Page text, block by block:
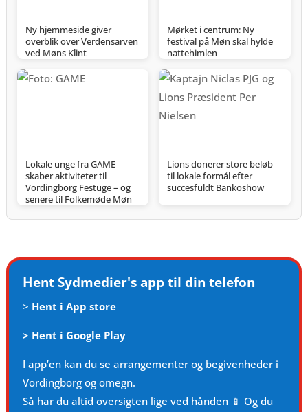
Ny hjemmeside giver
overblik over Verdensarven
ved Møns Klint
Mørket i centrum: Ny
festival på Møn skal hylde
nattehimlen
Lokale unge fra GAME
skaber aktiviteter til
Vordingborg Festuge – og
senere til Folkemøde Møn
Lions donerer store beløb
til lokale formål efter
succesfuldt Bankoshow
Hent Sydmedier's app til din telefon
> Hent i App store
> Hent i Google Play
I app’en kan du se arrangementer og begivenheder i
Vordingborg og omegn.
Så har du altid oversigten lige ved hånden 📱 Og du